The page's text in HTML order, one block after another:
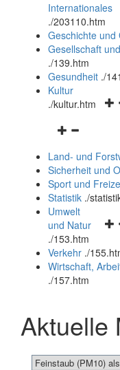
Internationales
./203110.htm
Geschichte und
Gesellschaft
./139.htm
Gesundheit ./
Kultur
./kultur.htm
und
schließen
Land- und
Sicherheit und
Sport und
Statistik ./
und
Umwelt
und Natur
./153.htm
Verkehr ./
Wirtschaft,
./157.htm
Aktuelle